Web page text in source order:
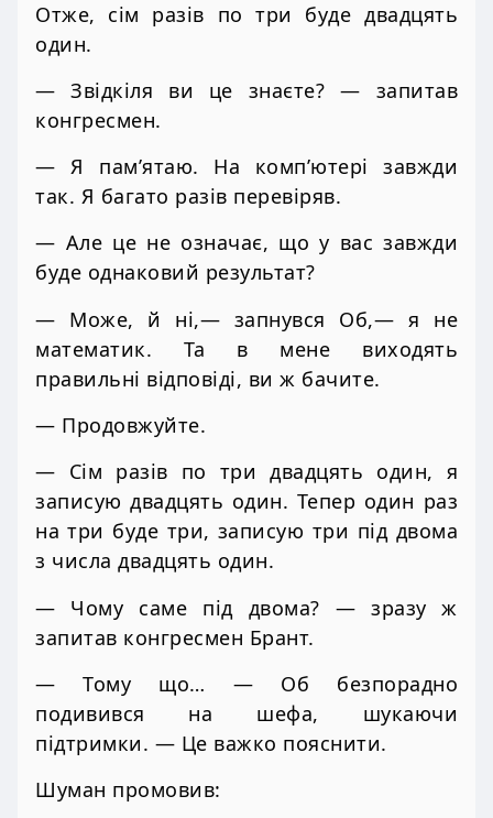
Отже, сім разів по три буде двадцять
один.
— Звідкіля ви це знаєте? — запитав
конгресмен.
— Я пам’ятаю. На комп’ютері завжди
так. Я багато разів перевіряв.
— Але це не означає, що у вас завжди
буде однаковий результат?
— Може, й ні,— запнувся Об,— я не
математик. Та в мене виходять
правильні відповіді, ви ж бачите.
— Продовжуйте.
— Сім разів по три двадцять один, я
записую двадцять один. Тепер один раз
на три буде три, записую три під двома
з числа двадцять один.
— Чому саме під двома? — зразу ж
запитав конгресмен Брант.
— Тому що… — Об безпорадно
подивився на шефа, шукаючи
підтримки. — Це важко пояснити.
Шуман промовив: